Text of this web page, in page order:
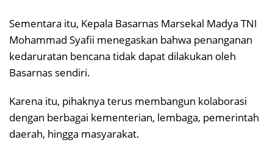
Sementara itu, Kepala Basarnas Marsekal Madya TNI
Mohammad Syafii menegaskan bahwa penanganan
kedaruratan bencana tidak dapat dilakukan oleh
Basarnas sendiri.
Karena itu, pihaknya terus membangun kolaborasi
dengan berbagai kementerian, lembaga, pemerintah
daerah, hingga masyarakat.